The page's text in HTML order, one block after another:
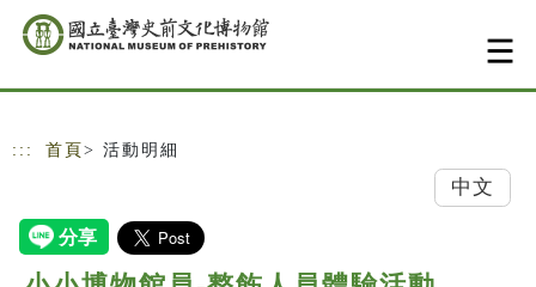
跳到主要內容
網站導覽
::: 首頁 > 活動明細
中文